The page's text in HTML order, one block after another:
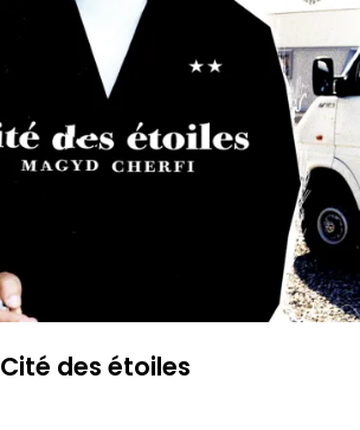
Cité des étoiles